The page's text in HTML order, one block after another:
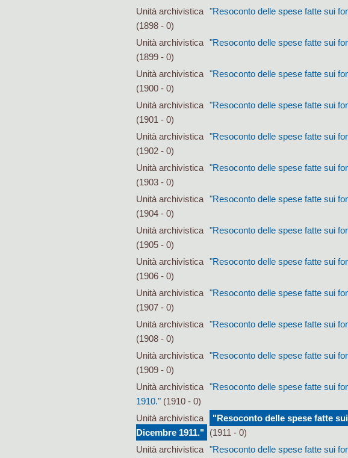
Unità archivistica
"Resoconto delle spese fatte sui
(1898 - 0)
Unità archivistica
"Resoconto delle spese fatte sui
(1899 - 0)
Unità archivistica
"Resoconto delle spese fatte sui
(1900 - 0)
Unità archivistica
"Resoconto delle spese fatte sui
(1901 - 0)
Unità archivistica
"Resoconto delle spese fatte sui
(1902 - 0)
Unità archivistica
"Resoconto delle spese fatte sui
(1903 - 0)
Unità archivistica
"Resoconto delle spese fatte sui
(1904 - 0)
Unità archivistica
"Resoconto delle spese fatte sui
(1905 - 0)
Unità archivistica
"Resoconto delle spese fatte sui
(1906 - 0)
Unità archivistica
"Resoconto delle spese fatte sui
(1907 - 0)
Unità archivistica
"Resoconto delle spese fatte sui
(1908 - 0)
Unità archivistica
"Resoconto delle spese fatte sui
(1909 - 0)
Unità archivistica
"Resoconto delle spese fatte sui
1910." (1910 - 0)
Unità archivistica
"Resoconto delle spese fatte
Dicembre 1911."
(1911 - 0)
Unità archivistica
"Resoconto delle spese fatte sui